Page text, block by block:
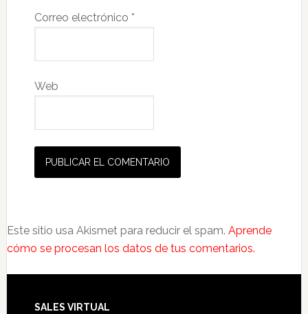
Correo electrónico *
Web
Este sitio usa Akismet para reducir el spam. Aprende
cómo se procesan los datos de tus comentarios.
SALES VIRTUAL